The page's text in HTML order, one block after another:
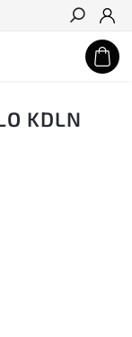
Hledat
KDLN